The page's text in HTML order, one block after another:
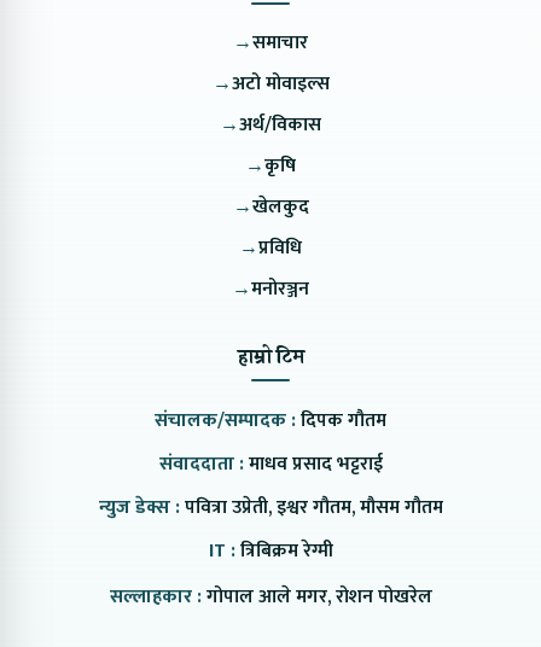
→समाचार
→अटो मोवाइल्स
→अर्थ/विकास
→कृषि
→खेलकुद
→प्रविधि
→मनोरञ्जन
हाम्रो टिम
संचालक/सम्पादक :दिपक गौतम
संवाददाता :माधव प्रसाद भट्टराई
न्युज डेक्स :पवित्रा उप्रेती, इश्वर गौतम, मौसम गौतम
IT :त्रिबिक्रम रेग्मी
सल्लाहकार :गोपाल आले मगर, रोशन पोखरेल